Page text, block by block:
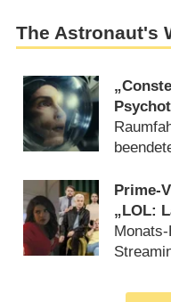
The Astronaut's
Prime-
„LOL: